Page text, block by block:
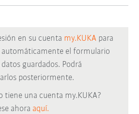
en su cuenta my.KUKA para
automáticamente el formulario
guardados. Podrá
posteriormente.
tiene una cuenta my.KUKA?
ahora aquí.